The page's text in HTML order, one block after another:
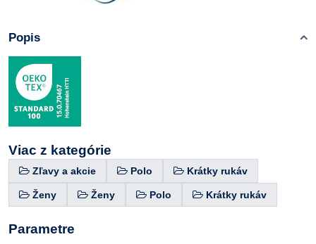
Popis
Viac z kategórie
Zľavy a akcie Polo Krátky rukáv
Ženy Ženy Polo Krátky rukáv
Parametre